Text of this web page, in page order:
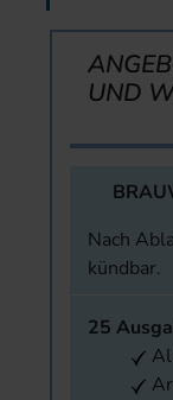
UND
Nach
kündbar.
25